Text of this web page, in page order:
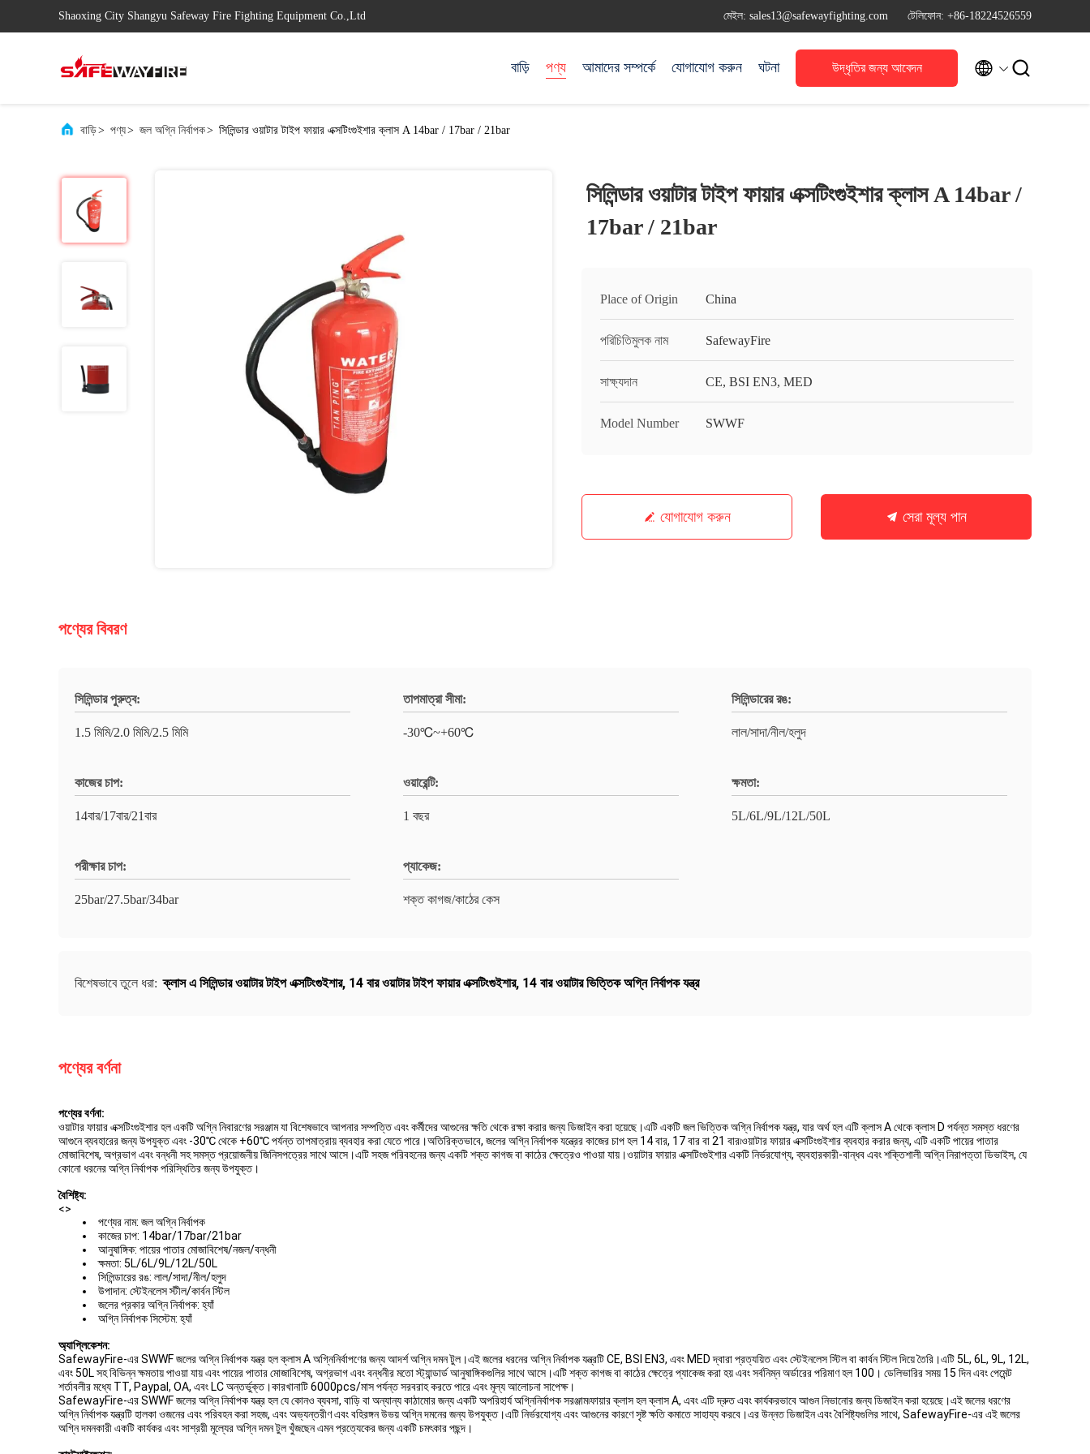
Shaoxing City Shangyu Safeway Fire Fighting Equipment Co.,Ltd মেইল: sales13@safewayfighting.com টেলিফোন: +86-18224526559
বাড়ি পণ্য আমাদের সম্পর্কে যোগাযোগ করুন ঘটনা উদ্ধৃতির জন্য আবেদন  
বাড়ি> পণ্য> জল অগ্নি নির্বাপক> সিলিন্ডার ওয়াটার টাইপ ফায়ার এক্সটিংগুইশার ক্লাস A 14bar / 17bar / 21bar
সিলিন্ডার ওয়াটার টাইপ ফায়ার এক্সটিংগুইশার ক্লাস A 14bar /
17bar / 21bar
Place of Origin China
পরিচিতিমুলক নাম SafewayFire
সাক্ষ্যদান CE, BSI EN3, MED
Model Number SWWF
যোগাযোগ করুন সেরা মূল্য পান
পণ্যের বিবরণ
সিলিন্ডার পুরুত্ব:
1.5 মিমি/2.0 মিমি/2.5 মিমি
তাপমাত্রা সীমা:
-30℃~+60℃
সিলিন্ডারের রঙ:
লাল/সাদা/নীল/হলুদ
কাজের চাপ:
14বার/17বার/21বার
ওয়ারেন্টি:
1 বছর
ক্ষমতা:
5L/6L/9L/12L/50L
পরীক্ষার চাপ:
25bar/27.5bar/34bar
প্যাকেজ:
শক্ত কাগজ/কাঠের কেস
বিশেষভাবে তুলে ধরা: ক্লাস এ সিলিন্ডার ওয়াটার টাইপ এক্সটিংগুইশার, 14 বার ওয়াটার টাইপ ফায়ার এক্সটিংগুইশার, 14 বার ওয়াটার ভিত্তিক অগ্নি নির্বাপক যন্ত্র
পণ্যের বর্ণনা
পণ্যের বর্ণনা:
ওয়াটার ফায়ার এক্সটিংগুইশার হল একটি অগ্নি নিবারণের সরঞ্জাম যা বিশেষভাবে আপনার সম্পত্তি এবং কর্মীদের আগুনের ক্ষতি থেকে রক্ষা করার জন্য ডিজাইন করা হয়েছে।এটি একটি জল ভিত্তিক অগ্নি নির্বাপক যন্ত্র, যার অর্থ হল এটি ক্লাস A থেকে ক্লাস D পর্যন্ত সমস্ত ধরণের
আগুনে ব্যবহারের জন্য উপযুক্ত এবং -30℃ থেকে +60℃ পর্যন্ত তাপমাত্রায় ব্যবহার করা যেতে পারে।অতিরিক্তভাবে, জলের অগ্নি নির্বাপক যন্ত্রের কাজের চাপ হল 14 বার, 17 বার বা 21 বার৷ওয়াটার ফায়ার এক্সটিংগুইশার ব্যবহার করার জন্য, এটি একটি পায়ের পাতার
মোজাবিশেষ, অগ্রভাগ এবং বন্ধনী সহ সমস্ত প্রয়োজনীয় জিনিসপত্রের সাথে আসে।এটি সহজ পরিবহনের জন্য একটি শক্ত কাগজ বা কাঠের ক্ষেত্রেও পাওয়া যায়।ওয়াটার ফায়ার এক্সটিংগুইশার একটি নির্ভরযোগ্য, ব্যবহারকারী-বান্ধব এবং শক্তিশালী অগ্নি নিরাপত্তা ডিভাইস, যে
কোনো ধরনের অগ্নি নির্বাপক পরিস্থিতির জন্য উপযুক্ত।
বৈশিষ্ট্য:
<>
পণ্যের নাম: জল অগ্নি নির্বাপক
কাজের চাপ: 14bar/17bar/21bar
আনুষাঙ্গিক: পায়ের পাতার মোজাবিশেষ/নজল/বন্ধনী
ক্ষমতা: 5L/6L/9L/12L/50L
সিলিন্ডারের রঙ: লাল/সাদা/নীল/হলুদ
উপাদান: স্টেইনলেস স্টীল/কার্বন স্টিল
জলের প্রকার অগ্নি নির্বাপক: হ্যাঁ
অগ্নি নির্বাপক সিস্টেম: হ্যাঁ
অ্যাপ্লিকেশন:
SafewayFire-এর SWWF জলের অগ্নি নির্বাপক যন্ত্র হল ক্লাস A অগ্নিনির্বাপণের জন্য আদর্শ অগ্নি দমন টুল।এই জলের ধরনের অগ্নি নির্বাপক যন্ত্রটি CE, BSI EN3, এবং MED দ্বারা প্রত্যয়িত এবং স্টেইনলেস স্টিল বা কার্বন স্টিল দিয়ে তৈরি।এটি 5L, 6L, 9L, 12L,
এবং 50L সহ বিভিন্ন ক্ষমতায় পাওয়া যায় এবং পায়ের পাতার মোজাবিশেষ, অগ্রভাগ এবং বন্ধনীর মতো স্ট্যান্ডার্ড আনুষাঙ্গিকগুলির সাথে আসে।এটি শক্ত কাগজ বা কাঠের ক্ষেত্রে প্যাকেজ করা হয় এবং সর্বনিম্ন অর্ডারের পরিমাণ হল 100। ডেলিভারির সময় 15 দিন এবং পেমেন্ট
শর্তাবলীর মধ্যে TT, Paypal, OA, এবং LC অন্তর্ভুক্ত।কারখানাটি 6000pcs/মাস পর্যন্ত সরবরাহ করতে পারে এবং মূল্য আলোচনা সাপেক্ষ।
SafewayFire-এর SWWF জলের অগ্নি নির্বাপক যন্ত্র হল যে কোনও ব্যবসা, বাড়ি বা অন্যান্য কাঠামোর জন্য একটি অপরিহার্য অগ্নিনির্বাপক সরঞ্জাম৷ফায়ার ক্লাস হল ক্লাস A, এবং এটি দ্রুত এবং কার্যকরভাবে আগুন নিভানোর জন্য ডিজাইন করা হয়েছে।এই জলের ধরণের
অগ্নি নির্বাপক যন্ত্রটি হালকা ওজনের এবং পরিবহন করা সহজ, এবং অভ্যন্তরীণ এবং বহিরঙ্গন উভয় অগ্নি দমনের জন্য উপযুক্ত।এটি নির্ভরযোগ্য এবং আগুনের কারণে সৃষ্ট ক্ষতি কমাতে সাহায্য করবে।এর উন্নত ডিজাইন এবং বৈশিষ্ট্যগুলির সাথে, SafewayFire-এর এই জলের
অগ্নি দমনকারী একটি কার্যকর এবং সাশ্রয়ী মূল্যের অগ্নি দমন টুল খুঁজছেন এমন প্রত্যেকের জন্য একটি চমৎকার পছন্দ।